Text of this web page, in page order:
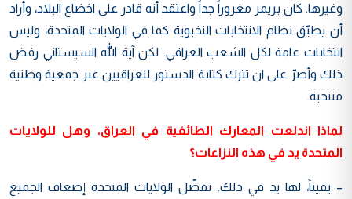
وغيرها. كان بريمر مغروراً جداً واعتقد أنه قادر على اخضاع البلاد، وأراد
أن يطبّق نظام الانتخابات النخبوية كما في الولايات المتحدة، وليس
انتخابات عامة لكل الشعب العراقي. لكن آية الله السيستاني رفض
ذلك وأصرّ على ان تترك كتابة الدستور للعراقيين عبر جمعية وطنية
منتخبة.
لماذا اندلعت المعارك الطائفية في العراق، وهل للولايات
المتحدة يد في هذه النزاعات؟
– يقيناً، لها يد في ذلك. تفضّل الولايات المتحدة إضعاف الجميع